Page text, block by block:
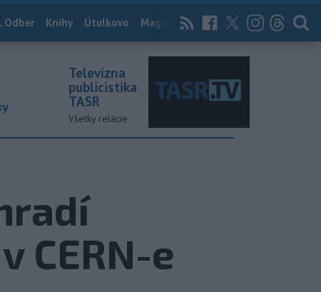
Odber Knihy Útulkovo Magazín News Now Archív
Televízna
publicistika
TASR
Všetky relácie
CERN-e